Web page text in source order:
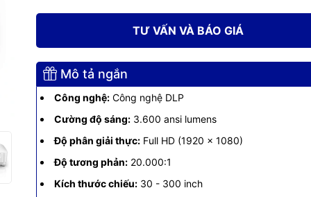
TƯ VẤN VÀ BÁO GIÁ
Mô tả ngắn
Công nghệ: Công nghệ DLP
Cường độ sáng: 3.600 ansi lumens
Độ phân giải thực: Full HD (1920 x 1080)
Độ tương phản: 20.000:1
Kích thước chiếu: 30 - 300 inch
BenQ
EH600
Công nghệ DLP
1,07 tỷ màu
thực